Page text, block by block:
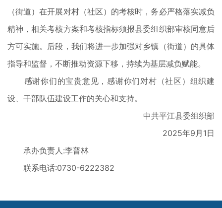
（街道）在开展对村（社区）的考核时，务必严格落实减负
精神，相关考核方案和考核指标须报县委组织部审核同意后
方可实施。后段，我们将进一步加强对乡镇（街道）的具体
指导和监督，不断推动资源下移，持续为基层减负赋能。
感谢你们的宝贵意见，感谢你们对村（社区）组织建
设、干部队伍建设工作的关心和支持。
中共平江县委组织部
2025年9月1日
承办负责人:李普林
联系电话:0730-6222382